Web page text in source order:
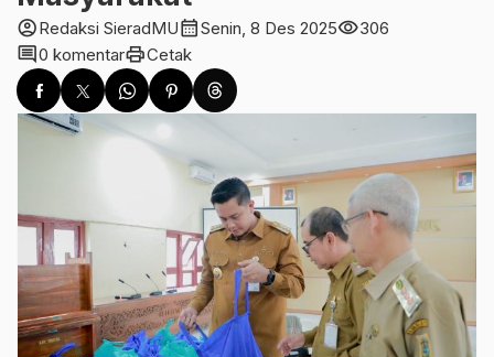
account_circleRedaksi SieradMUcalendar_monthSenin, 8 Des 2025visibility306
comment0 komentarprintCetak